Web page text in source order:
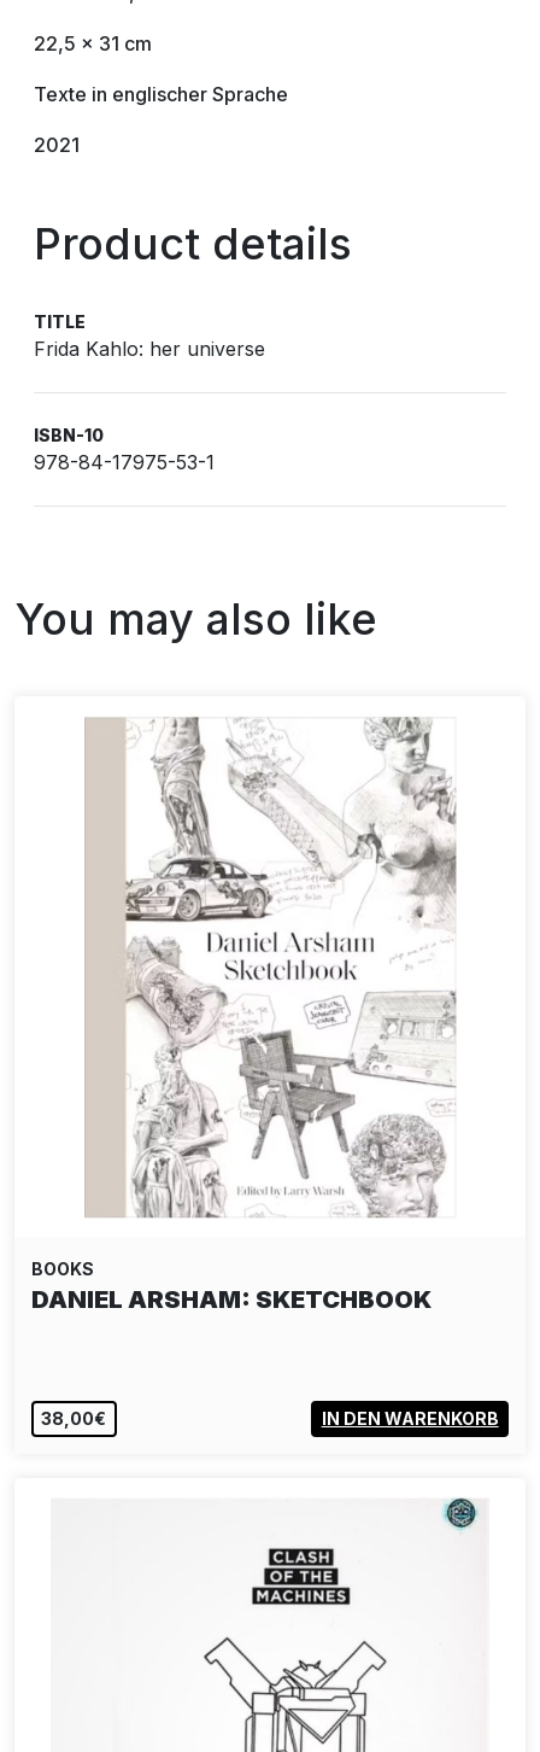
22,5 x 31 cm
Texte in englischer Sprache
2021
Product details
TITLE
Frida Kahlo: her universe
ISBN-10
978-84-17975-53-1
You may also like
BOOKS
DANIEL ARSHAM: SKETCHBOOK
38,00€ IN DEN WARENKORB